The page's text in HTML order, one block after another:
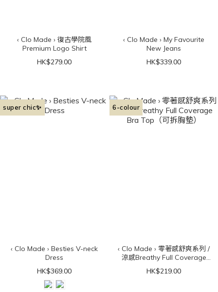
‹ Clo Made › 復古學院風
Premium Logo Shirt
HK$279.00
‹ Clo Made › My Favourite
New Jeans
HK$339.00
super chic✨
‹ Clo Made › Besties V-neck
Dress
HK$369.00
6-colour
‹ Clo Made › 零著感舒爽系列 /
涼感Breathy Full Coverage
Bra Top（可拆胸墊）
HK$219.00